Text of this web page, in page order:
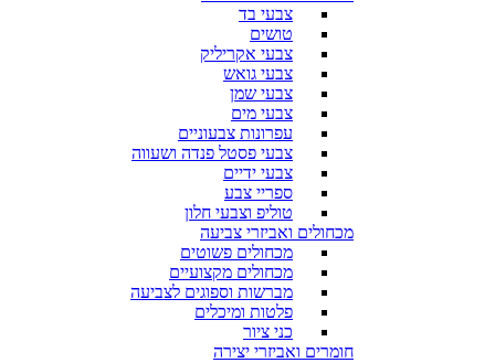
צבעי בד
טושים
צבעי אקריליק
צבעי גואש
צבעי שמן
צבעי מים
עפרונות צבעוניים
צבעי פסטל פנדה ושעווה
צבעי ידיים
ספריי צבע
טוליפ וצבעי חלון
מכחולים ואביזרי צביעה
מכחולים פשוטים
מכחולים מקצועיים
מברשות וספוגים לצביעה
פלטות ומיכלים
כני ציור
חומרים ואביזרי יצירה